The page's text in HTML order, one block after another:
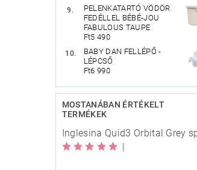
PELENKATARTÓ VÖDÖR
FEDÉLLEL BÉBÉ-JOU
FABULOUS TAUPE
Ft5 490
BABY DAN FELLÉPŐ -
LÉPCSŐ
Ft6 990
MOSTANÁBAN ÉRTÉKELT
TERMÉKEK